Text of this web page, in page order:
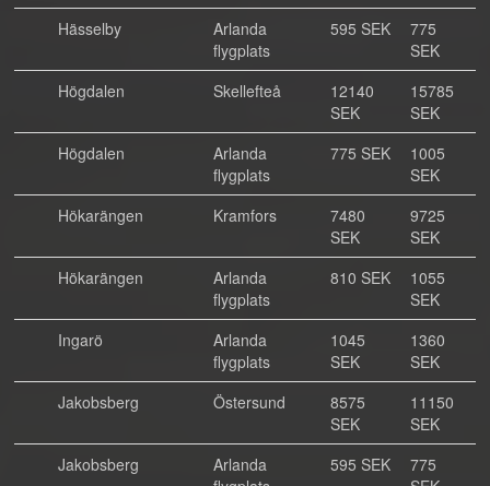
Hässelby
Arlanda
flygplats
595 SEK
775
SEK
Högdalen
Skellefteå
12140
SEK
15785
SEK
Högdalen
Arlanda
flygplats
775 SEK
1005
SEK
Hökarängen
Kramfors
7480
SEK
9725
SEK
Hökarängen
Arlanda
flygplats
810 SEK
1055
SEK
Ingarö
Arlanda
flygplats
1045
SEK
1360
SEK
Jakobsberg
Östersund
8575
SEK
11150
SEK
Jakobsberg
Arlanda
595 SEK
775